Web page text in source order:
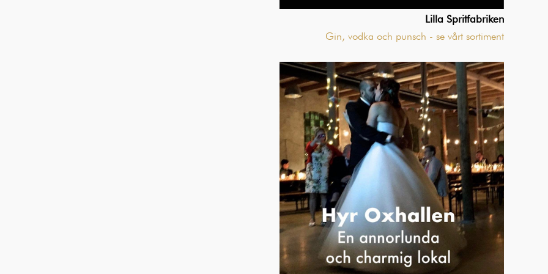
Lilla Spritfabriken
Gin, vodka och punsch - se vårt sortiment